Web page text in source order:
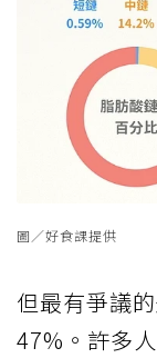
圖／好食課提供
但最有爭議
47%。許多